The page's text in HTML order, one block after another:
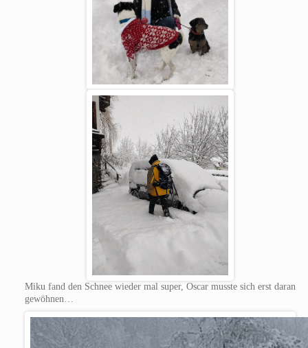
Miku fand den Schnee wieder mal super, Oscar musste sich erst daran
gewöhnen…